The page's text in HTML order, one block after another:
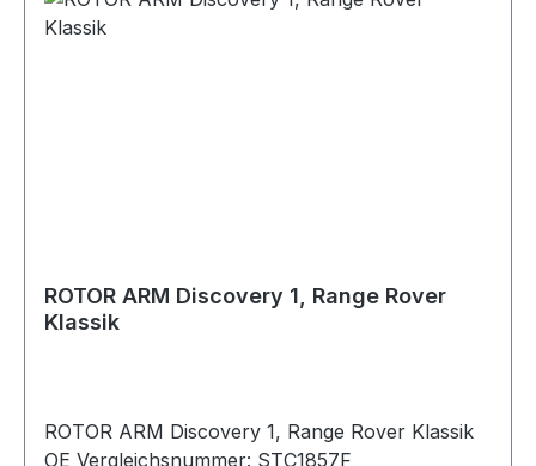
ROTOR ARM Discovery 1, Range Rover
Klassik
ROTOR ARM Discovery 1, Range Rover Klassik
OE Vergleichsnummer: STC1857F